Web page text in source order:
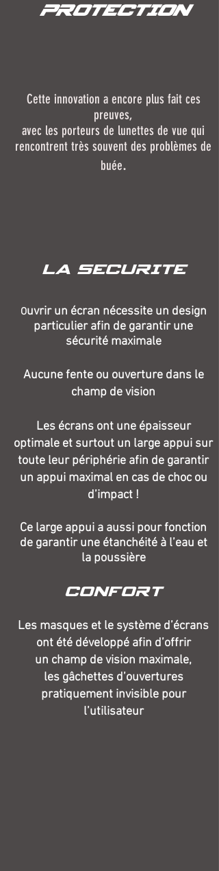
PROTECTION
Cette innovation a encore plus fait ces
preuves,
avec les porteurs de lunettes de vue qui
rencontrent très souvent des problèmes de
buée.​
LA SECURITE
Ouvrir un écran nécessite un design
particulier afin de garantir une
sécurité maximale
Aucune fente ou ouverture dans le
champ de vision
Les écrans ont une épaisseur
optimale et surtout un large appui sur
toute leur périphérie afin de garantir
un appui maximal en cas de choc ou
d’impact !
Ce large appui a aussi pour fonction
de garantir une étanchéité à l’eau et
la poussière
CONFORT
Les masques et le système d’écrans
ont été développé afin d’offrir
un champ de vision maximale,
les gâchettes d’ouvertures
pratiquement invisible pour
l’utilisateur